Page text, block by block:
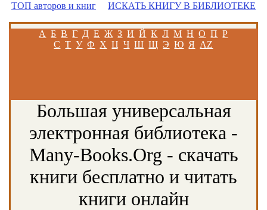
ТОП авторов и книг ИСКАТЬ КНИГУ В БИБЛИОТЕКЕ
А Б В Г Д Е Ж З И Й К Л М Н О П Р
С Т У Ф Х Ц Ч Ш Щ Э Ю Я AZ
Большая универсальная
электронная библиотека -
Many-Books.Org - скачать
книги бесплатно и читать
книги онлайн